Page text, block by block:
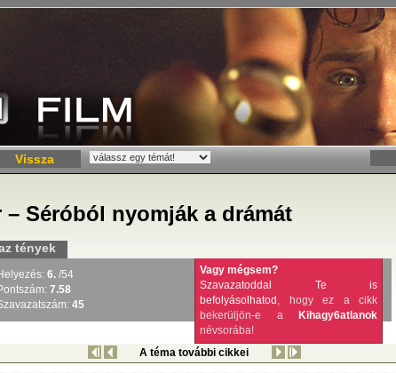
Vissza
– Séróból nyomják a drámát
tények
Vagy mégsem?
Szavazatoddal Te is
befolyásolhatod , hogy ez a cikk
bekerüljön-e a
Kihagy6atlanok
névsorába!
6. /54
7.58
45
A téma további cikkei